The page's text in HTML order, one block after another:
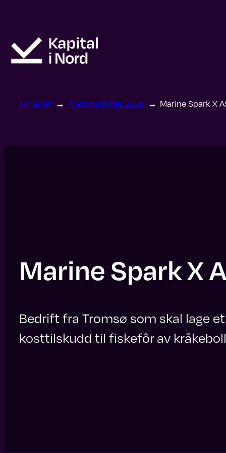
innhold
Forsiden → Årets bedrifter 2026 → Marine Spark X
Marine Spark X
Bedrift fra Tromsø som skal lage et
kosttilskudd til fiskefôr av